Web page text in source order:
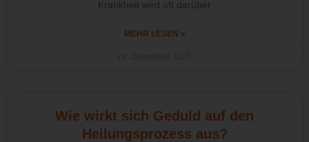
Krankheit wird oft darüber
MEHR LESEN »
Wie wirkt sich Geduld auf den
Heilungsprozess aus?